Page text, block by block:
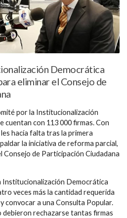
Democrática
eliminar el Consejo de
por la Institucionalización
cuentan con 113 000 firmas. Con
hacía falta tras la primera
la iniciativa de reforma parcial,
Consejo de Participación Ciudadana
Institucionalización Democrática
veces más la cantidad requerida
convocar a una Consulta Popular.
debieron rechazarse tantas firmas